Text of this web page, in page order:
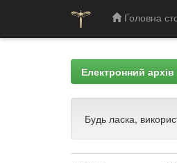
Головна
Електронний
Будь ласка,